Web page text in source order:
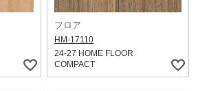
フロア
HM-17110
24-27 HOME FLOOR
COMPACT